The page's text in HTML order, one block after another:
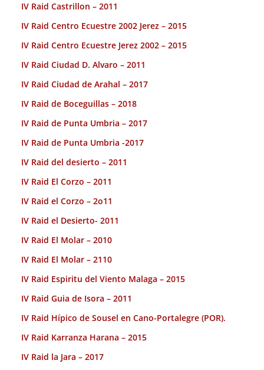
IV Raid Castrillon – 2011
IV Raid Centro Ecuestre 2002 Jerez – 2015
IV Raid Centro Ecuestre Jerez 2002 – 2015
IV Raid Ciudad D. Alvaro – 2011
IV Raid Ciudad de Arahal – 2017
IV Raid de Boceguillas – 2018
IV Raid de Punta Umbria – 2017
IV Raid de Punta Umbria -2017
IV Raid del desierto – 2011
IV Raid El Corzo – 2011
IV Raid el Corzo – 2o11
IV Raid el Desierto- 2011
IV Raid El Molar – 2010
IV Raid El Molar – 2110
IV Raid Espiritu del Viento Malaga – 2015
IV Raid Guia de Isora – 2011
IV Raid Hípico de Sousel en Cano-Portalegre (POR).
IV Raid Karranza Harana – 2015
IV Raid la Jara – 2017